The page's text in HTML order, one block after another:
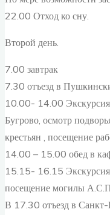
22.00 Отход ко сну.
Второй день.
7.00 завтрак
7.30 отъезд в
10.00- 14.00 Экскурсия
Бугрово, осмотр
крестьян , посещение
14.00 – 15.00 обед в
15.15- 16.15
посещение могилы
В 17.30 отъезд в Санкт-